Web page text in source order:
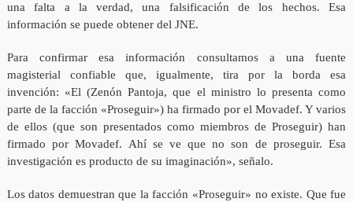
una falta a la verdad, una falsificación de los hechos. Esa
información se puede obtener del JNE.
Para confirmar esa información consultamos a una fuente
magisterial confiable que, igualmente, tira por la borda esa
invención: «El (Zenón Pantoja, que el ministro lo presenta como
parte de la facción «Proseguir») ha firmado por el Movadef. Y varios
de ellos (que son presentados como miembros de Proseguir) han
firmado por Movadef. Ahí se ve que no son de proseguir. Esa
investigación es producto de su imaginación», señalo.
Los datos demuestran que la facción «Proseguir» no existe. Que fue